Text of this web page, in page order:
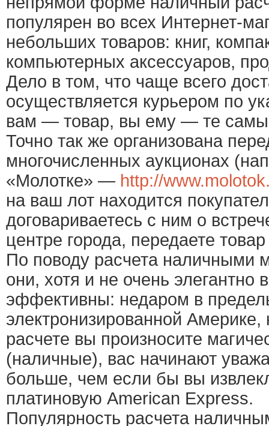
популярен во всех Интернет-
небольших товаров: книг,
компьютерных аксессуаров,
Дело в том, что чаще всего
осуществляется курьером по
вам — товар, вы ему — те
Точно так же организована
многочисленных аукционах
«Молотке» — http://
на ваш лот находится
договариваетесь с ним о
центре города, передаете
По поводу расчета наличными
они, хотя и не очень элегантно
эффективны: недаром в
электронизированной Америке,
расчете вы произносите
(наличные), вас начинают
больше, чем если бы вы
платиновую American Express.
Популярность расчета